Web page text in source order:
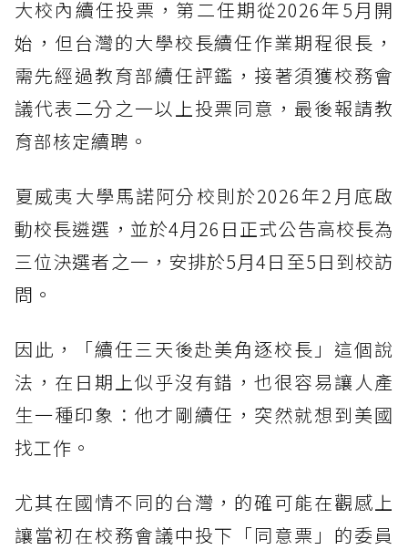
大校內續任投票，第二任期從2026年5月開
始，但台灣的大學校長續任作業期程很長，
需先經過教育部續任評鑑，接著須獲校務會
議代表二分之一以上投票同意，最後報請教
育部核定續聘。
夏威夷大學馬諾阿分校則於2026年2月底啟
動校長遴選，並於4月26日正式公告高校長為
三位決選者之一，安排於5月4日至5日到校訪
問。
因此，「續任三天後赴美角逐校長」這個說
法，在日期上似乎沒有錯，也很容易讓人產
生一種印象：他才剛續任，突然就想到美國
找工作。
尤其在國情不同的台灣，的確可能在觀感上
讓當初在校務會議中投下「同意票」的委員